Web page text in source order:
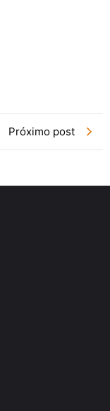
Próximo post